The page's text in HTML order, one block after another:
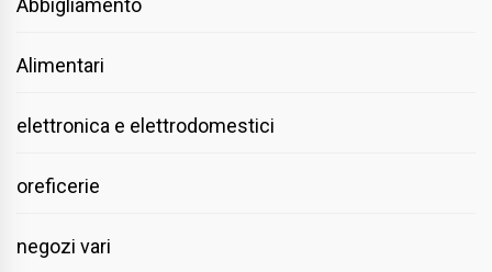
Abbigliamento
Alimentari
elettronica e elettrodomestici
oreficerie
negozi vari